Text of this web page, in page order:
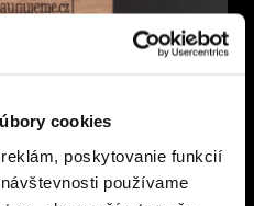
cookies
poskytovanie funkcií
používame
výroba, ktorá má dušu